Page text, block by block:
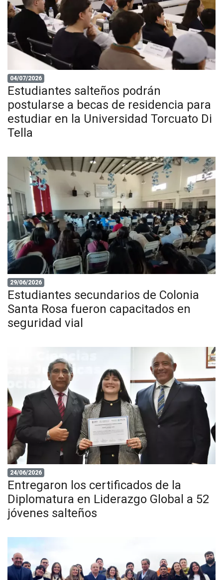
04/07/2026
Estudiantes salteños podrán
postularse a becas de residencia para
estudiar en la Universidad Torcuato Di
Tella
29/06/2026
Estudiantes secundarios de Colonia
Santa Rosa fueron capacitados en
seguridad vial
24/06/2026
Entregaron los certificados de la
Diplomatura en Liderazgo Global a 52
jóvenes salteños